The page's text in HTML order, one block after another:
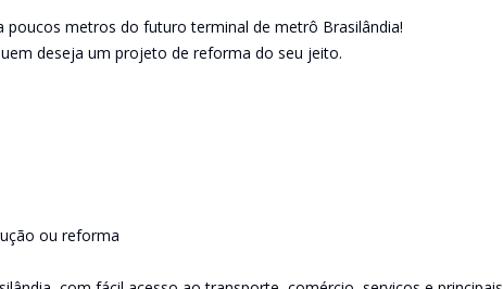
poucos metros do futuro terminal de metrô Brasilândia!
deseja um projeto de reforma do seu jeito.
ou reforma